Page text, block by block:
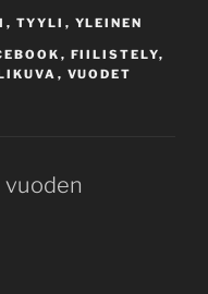
, TYYLI , YLEINEN
, FIILISTELY,
, VUODET
vuoden